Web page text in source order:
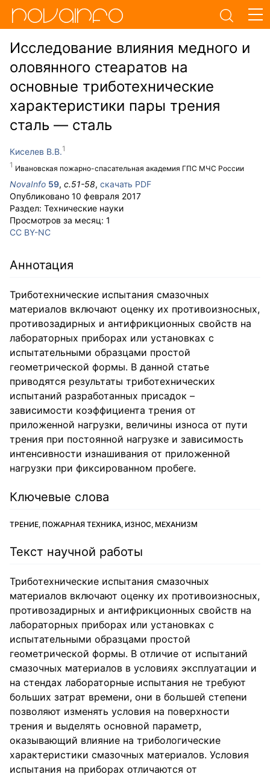
Исследование влияния медного и
оловянного стеаратов на
основные триботехнические
характеристики пары трения
сталь — сталь
Киселев В.В.
Ивановская пожарно-спасательная академия ГПС МЧС России
NovaInfo 59, с.51-58, скачать PDF
Опубликовано 10 февраля 2017
Раздел: Технические науки
Просмотров за месяц: 1
CC BY-NC
Аннотация
Триботехнические испытания смазочных
материалов включают оценку их противоизносных,
противозадирных и антифрикционных свойств на
лабораторных приборах или установках с
испытательными образцами простой
геометрической формы. В данной статье
приводятся результаты триботехнических
испытаний разработанных присадок –
зависимости коэффициента трения от
приложенной нагрузки, величины износа от пути
трения при постоянной нагрузке и зависимость
интенсивности изнашивания от приложенной
нагрузки при фиксированном пробеге.
Ключевые слова
ТРЕНИЕ, ПОЖАРНАЯ ТЕХНИКА, ИЗНОС, МЕХАНИЗМ
Текст научной работы
Триботехнические испытания смазочных
материалов включают оценку их противоизносных,
противозадирных и антифрикционных свойств на
лабораторных приборах или установках с
испытательными образцами простой
геометрической формы. В отличие от испытаний
смазочных материалов в условиях эксплуатации и
на стендах лабораторные испытания не требуют
больших затрат времени, они в большей степени
позволяют изменять условия на поверхности
трения и выделять основной параметр,
оказывающий влияние на трибологические
характеристики смазочных материалов. Условия
испытания на приборах отличаются от